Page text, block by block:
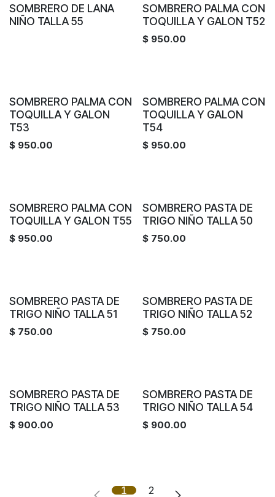
SOMBRERO DE LANA
NIÑO TALLA 55
SOMBRERO PALMA CON
TOQUILLA Y GALON T52
$ 950.00
SOMBRERO PALMA CON
TOQUILLA Y GALON
T53
$ 950.00
SOMBRERO PALMA CON
TOQUILLA Y GALON
T54
$ 950.00
SOMBRERO PALMA CON
TOQUILLA Y GALON T55
$ 950.00
SOMBRERO PASTA DE
TRIGO NIÑO TALLA 50
$ 750.00
SOMBRERO PASTA DE
TRIGO NIÑO TALLA 51
$ 750.00
SOMBRERO PASTA DE
TRIGO NIÑO TALLA 52
$ 750.00
SOMBRERO PASTA DE
TRIGO NIÑO TALLA 53
$ 900.00
SOMBRERO PASTA DE
TRIGO NIÑO TALLA 54
$ 900.00
1 2